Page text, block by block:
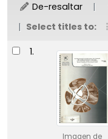
De-resaltar
Select titles to:
Resultados
1.
Imagen de